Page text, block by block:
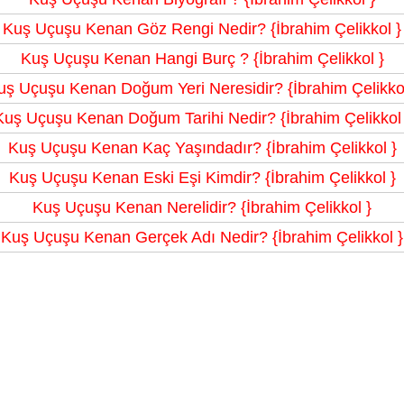
Kuş Uçuşu Kenan Göz Rengi Nedir? {İbrahim Çelikkol }
Kuş Uçuşu Kenan Hangi Burç ? {İbrahim Çelikkol }
Uçuşu Kenan Doğum Yeri Neresidir? {İbrahim
Uçuşu Kenan Doğum Tarihi Nedir? {İbrahim Çelikkol
Kuş Uçuşu Kenan Kaç Yaşındadır? {İbrahim Çelikkol }
Kuş Uçuşu Kenan Eski Eşi Kimdir? {İbrahim Çelikkol }
Kuş Uçuşu Kenan Nerelidir? {İbrahim Çelikkol }
Kuş Uçuşu Kenan Gerçek Adı Nedir? {İbrahim Çelikkol }